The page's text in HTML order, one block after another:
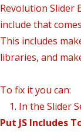
Revolution Slider
include that
This includes
libraries, and
To fix it you can:
1. In the Slider
Put JS Includes